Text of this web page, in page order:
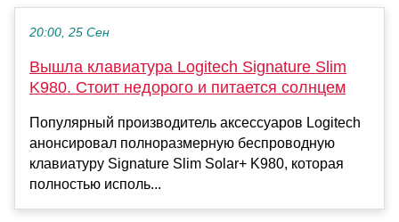
20:00, 25 Сен
Вышла клавиатура Logitech Signature Slim
K980. Стоит недорого и питается солнцем
Популярный производитель аксессуаров Logitech
анонсировал полноразмерную беспроводную
клавиатуру Signature Slim Solar+ K980, которая
полностью исполь...